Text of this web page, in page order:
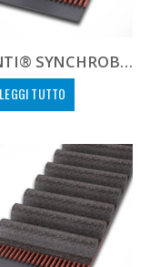
CONTI® SYNCHROBELT 1120H100
LEGGI TUTTO